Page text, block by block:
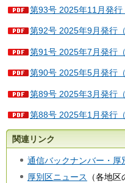
第93号 2025年11月発行
第92号 2025年9月発行
第91号 2025年7月発行
第90号 2025年5月発行
第89号 2025年3月発行
第88号 2025年1月発行
関連リンク
通信バックナンバー・厚
厚別区ニュース
（各地